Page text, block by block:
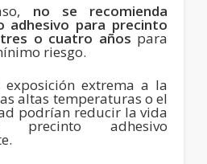
no se recomienda
adhesivo para precinto
o cuatro años para
riesgo.
exposición extrema a la
altas temperaturas o el
podrían reducir la vida
adhesivo